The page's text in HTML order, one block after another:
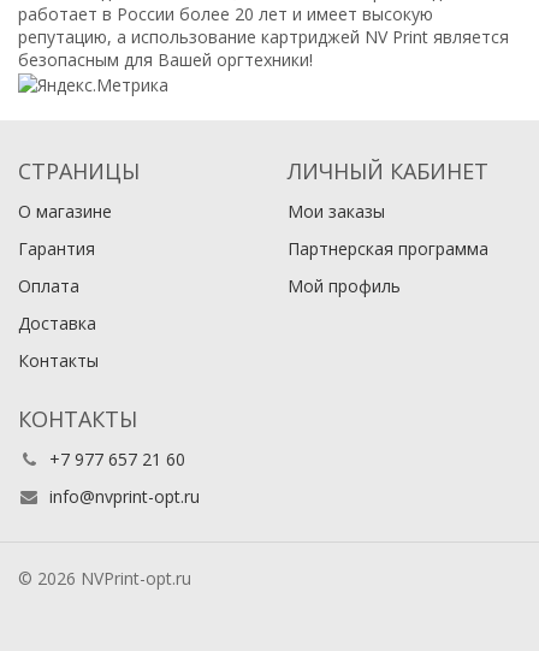
работает в России более 20 лет и имеет высокую
репутацию, а использование картриджей NV Print является
безопасным для Вашей оргтехники!
СТРАНИЦЫ
О магазине
Гарантия
Оплата
Доставка
Контакты
ЛИЧНЫЙ КАБИНЕТ
Мои заказы
Партнерская программа
Мой профиль
КОНТАКТЫ
+7 977 657 21 60
info@nvprint-opt.ru
© 2026 NVPrint-opt.ru